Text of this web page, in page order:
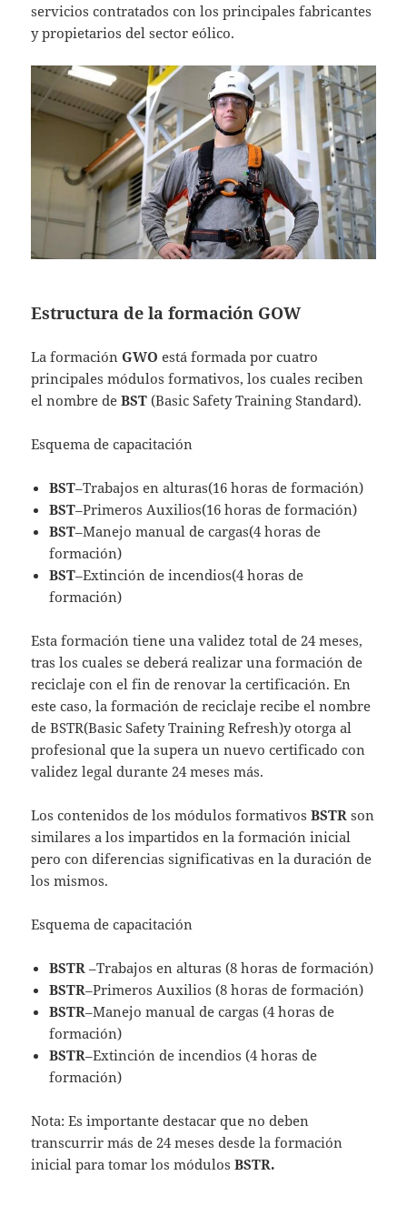
servicios contratados con los principales fabricantes
y propietarios del sector eólico.
Estructura de la formación GOW
La formaciónGWO está formada por cuatro
principales módulos formativos, los cuales reciben
el nombre deBST (Basic Safety Training Standard).
Esquema de capacitación
BST–Trabajos en alturas(16 horas de formación)
BST–Primeros Auxilios(16 horas de formación)
BST–Manejo manual de cargas(4 horas de
formación)
BST–Extinción de incendios(4 horas de
formación)
Esta formación tiene una validez total de 24 meses,
tras los cuales se deberá realizar una formación de
reciclaje con el fin de renovar la certificación. En
este caso, la formación de reciclaje recibe el nombre
de BSTR(Basic Safety Training Refresh)y otorga al
profesional que la supera un nuevo certificado con
validez legal durante 24 meses más.
Los contenidos de los módulos formativosBSTRson
similares a los impartidos en la formación inicial
pero con diferencias significativas en la duración de
los mismos.
Esquema de capacitación
BSTR –Trabajos en alturas (8 horas de formación)
BSTR–Primeros Auxilios (8 horas de formación)
BSTR–Manejo manual de cargas (4 horas de
formación)
BSTR–Extinción de incendios (4 horas de
formación)
Nota: Es importante destacar que no deben
transcurrir más de 24 meses desde la formación
inicial para tomar los módulosBSTR.